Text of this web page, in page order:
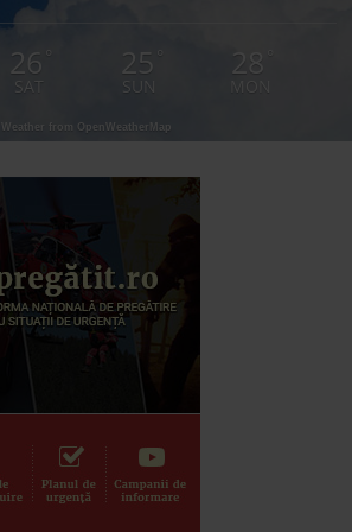
26 °
SAT
25 °
SUN
28
MON
Weather from OpenWeatherMap